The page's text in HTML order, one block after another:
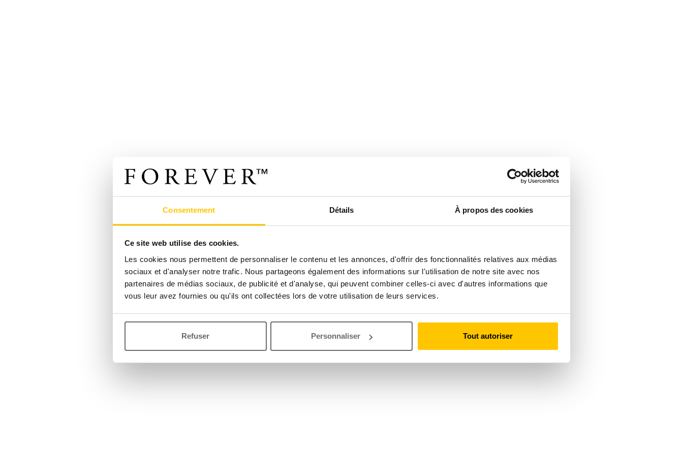
Consentement Détails À propos des cookies
Ce site web utilise des cookies.
Les cookies nous permettent de personnaliser le contenu et les annonces, d'offrir des fonctionnalités relatives aux médias
sociaux et d'analyser notre trafic. Nous partageons également des informations sur l'utilisation de notre site avec nos
partenaires de médias sociaux, de publicité et d'analyse, qui peuvent combiner celles-ci avec d'autres informations que
vous leur avez fournies ou qu'ils ont collectées lors de votre utilisation de leurs services.
Refuser Personnaliser Tout autoriser